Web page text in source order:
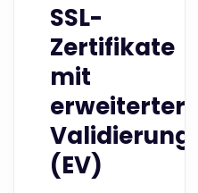
SSL-
Zertifikate
mit
erweiterter
Validierung
(EV)